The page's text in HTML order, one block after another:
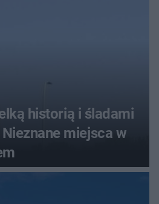
historią i śladami
miejsca w